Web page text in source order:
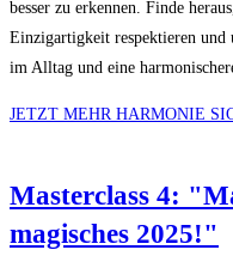
besser zu erkennen. Finde
Einzigartigkeit respektieren
im Alltag und eine
JETZT MEHR HARMONIE
Masterclass 4:
magisches 2025!"